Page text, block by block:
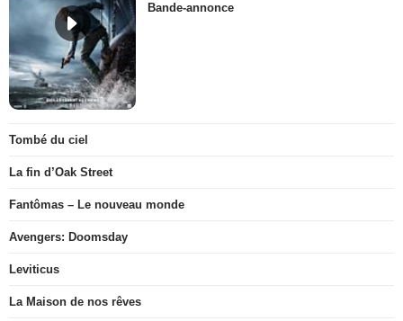
Bande-annonce
Tombé du ciel
La fin d’Oak Street
Fantômas – Le nouveau monde
Avengers: Doomsday
Leviticus
La Maison de nos rêves